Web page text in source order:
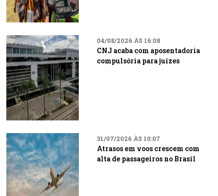
04/08/2026 ÀS 16:08
CNJ acaba com aposentadoria
compulsória para juízes
31/07/2026 ÀS 10:07
Atrasos em voos crescem com
alta de passageiros no Brasil